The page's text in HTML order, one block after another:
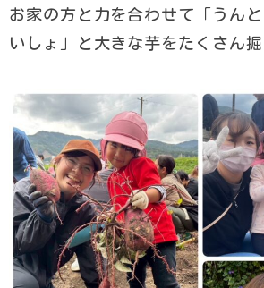
お家の方と力を合わせて「うん
いしょ」と大きな芋をたくさん